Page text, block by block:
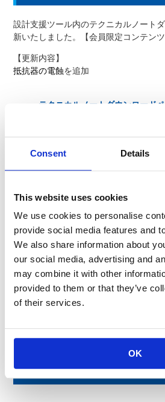
Consent Details
This website uses cookies
We use cookies to personalise
provide social media features and
We also share information about
our social media, advertising and
may combine it with other
provided to them or that they’ve
of their services.
OK
設計支援ツール内のテクニカルノート
新いたしました。【会員限定コンテンツ
【更新内容】
抵抗器の電蝕を追加
テクニカルノートダウンロード
よくあるご質問
お問い合わせフォーム
News Release
Archive